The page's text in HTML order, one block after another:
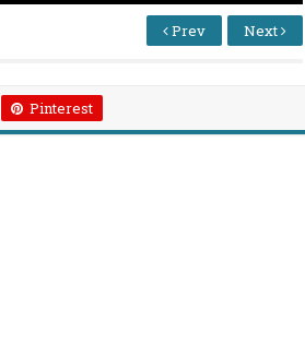
Next
Prev
Pinterest